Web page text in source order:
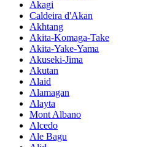
Akagi
Caldeira d'Akan
Akhtang
Akita-Komaga-Take
Akita-Yake-Yama
Akuseki-Jima
Akutan
Alaid
Alamagan
Alayta
Mont Albano
Alcedo
Ale Bagu